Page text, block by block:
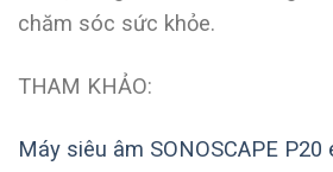
chăm sóc sức khỏe.
THAM KHẢO:
Máy siêu âm SONOSCAPE P20